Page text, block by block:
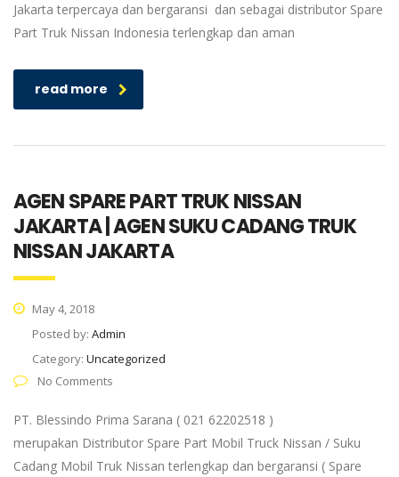
Jakarta terpercaya dan bergaransi dan sebagai distributor Spare
Part Truk Nissan Indonesia terlengkap dan aman
read more
AGEN SPARE PART TRUK NISSAN
JAKARTA | AGEN SUKU CADANG TRUK
NISSAN JAKARTA
May 4, 2018
Posted by: Admin
Category: Uncategorized
No Comments
PT. Blessindo Prima Sarana ( 021 62202518 )
merupakan Distributor Spare Part Mobil Truck Nissan / Suku
Cadang Mobil Truk Nissan terlengkap dan bergaransi ( Spare